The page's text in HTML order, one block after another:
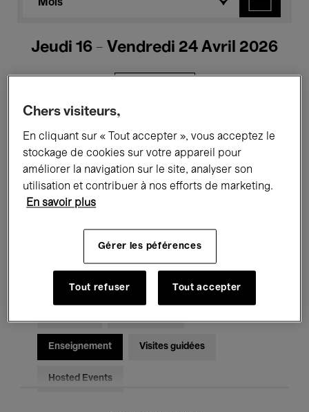
Mois
Jeudi 16 - Vendredi 24 Avril 2026
Tous les événements Concerts
Expositions Performances
Rencontres & Débats
Musique classique Global Music
Enseignement Visites guidées
Hosted Events
Chers visiteurs,
En cliquant sur « Tout accepter », vous acceptez le
stockage de cookies sur votre appareil pour
améliorer la navigation sur le site, analyser son
utilisation et contribuer à nos efforts de marketing.
En savoir plus
Gérer les péférences
Tout refuser Tout accepter